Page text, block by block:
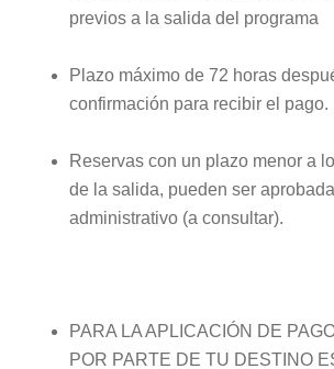
previos a la salida del programa
Plazo máximo de 72 horas
confirmación para recibir el pago.
Reservas con un plazo menor a
de la salida, pueden ser
administrativo (a consultar).
PARA LA APLICACIÓN DE
POR PARTE DE TU DESTINO